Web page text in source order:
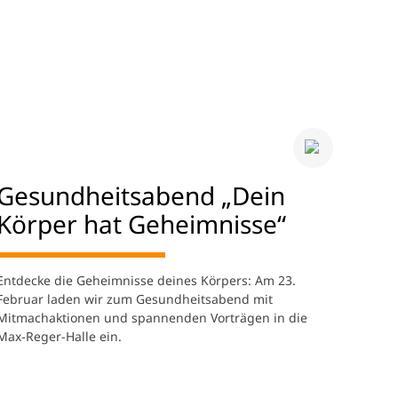
„Dein
hat Geheimnisse“
die Geheimnisse deines Körpers: Am 23.
laden wir zum Gesundheitsabend mit
und spannenden Vorträgen in die
Reger-Halle ein.